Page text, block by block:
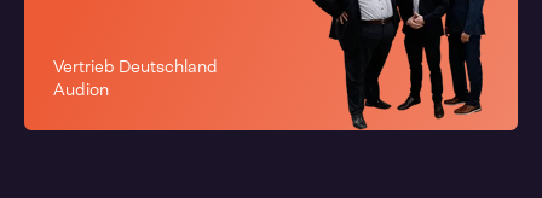
Vertrieb Deutschland
Audion